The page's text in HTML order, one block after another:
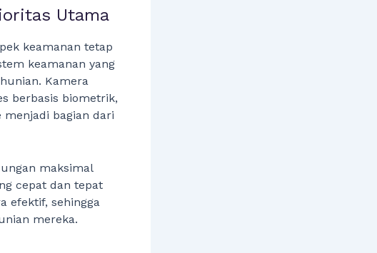
Utama
keamanan tetap
keamanan yang
Kamera
berbasis biometrik,
bagian dari
maksimal
cepat dan tepat
efektif, sehingga
mereka.